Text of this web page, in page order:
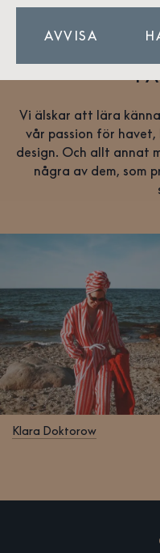
VÄNNER
Vi älskar att lära
vår passion för
design. Och allt annat
några av dem, som
Klara Doktorow
AVVISA